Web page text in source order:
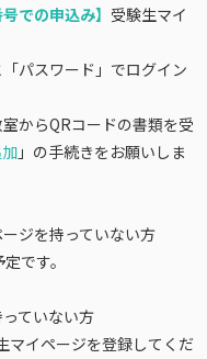
での申込み】 受験生マイ
パスワード」でログイン
からQRコードの書類を受
」の手続きをお願いしま
ジを持っていない方
です。
ていない方
マイページを登録してくだ